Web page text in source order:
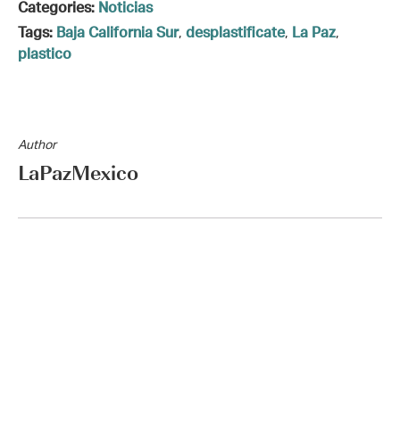
Categories: Noticias
Tags: Baja California Sur, desplastificate, La Paz,
plastico
Author
LaPazMexico